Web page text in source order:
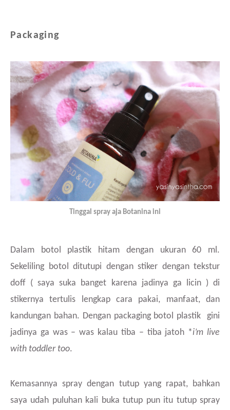
Packaging
Tinggal spray aja Botanina ini
Dalam botol plastik hitam dengan ukuran 60 ml.
Sekeliling botol ditutupi dengan stiker dengan tekstur
doff ( saya suka banget karena jadinya ga licin ) di
stikernya tertulis lengkap cara pakai, manfaat, dan
kandungan bahan. Dengan packaging botol plastik gini
jadinya ga was – was kalau tiba – tiba jatoh *i’m live
with toddler too.
Kemasannya spray dengan tutup yang rapat, bahkan
saya udah puluhan kali buka tutup pun itu tutup spray